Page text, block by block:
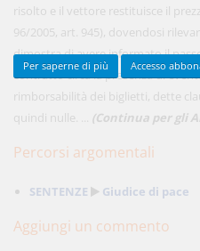
risolto e il vettore restituisce il
96/2005, art. 945), dovendosi
dimostra di avere informato il
contratto circa la presenza di
rimborsabilità dei biglietti, dette
quindi nulle. ... (Continua per gli
Percorsi argomentali
SENTENZE Giudice di pace
Aggiungi un commento
Per saperne di più Accesso